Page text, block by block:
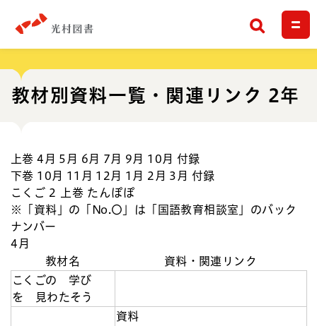
検索
教材別資料一覧・関連リンク 2年
上巻 4月 5月 6月 7月 9月 10月
付録
下巻 10月 11月 12月 1月 2月 3月
付録
こくご 2 上巻 たんぽぽ
※「資料」の「No.〇」は「国語教育相談室」のバック
ナンバー
4月
教材名
資料・関連リンク
こくごの 学び
を 見わたそう
資料